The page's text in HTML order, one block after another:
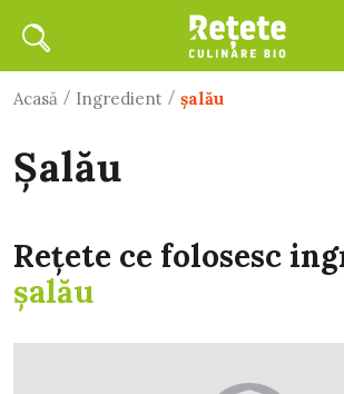
Acasă / Ingredient / şalău
şalău
Rețete ce folosesc
şalău